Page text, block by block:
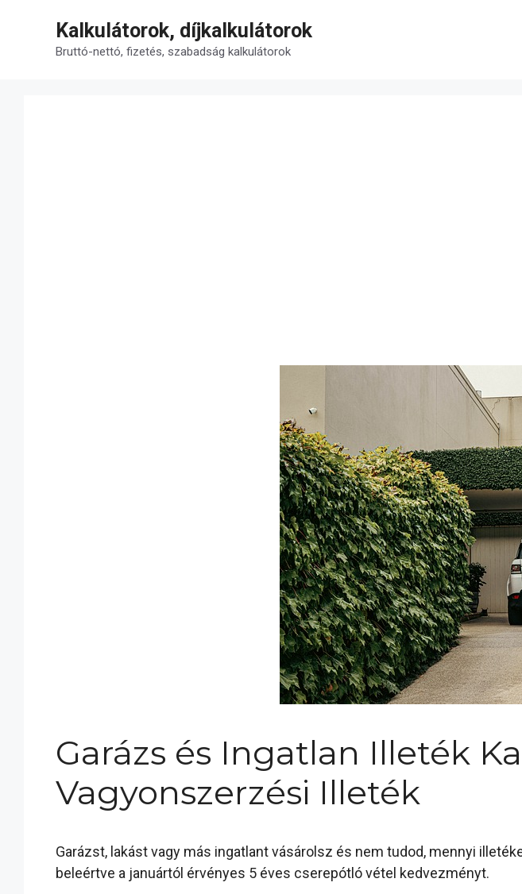
tartalomba
Kalkulátorok, díjkalkulátorok
Bruttó-nettó, fizetés, szabadság kalkulátorok
Garázs és Ingatlan Illeték
Vagyonszerzési Illeték
Garázst, lakást vagy más ingatlant vásárolsz és nem tudod, mennyi
beleértve a januártól érvényes 5 éves cserepótló vétel kedvezményt.